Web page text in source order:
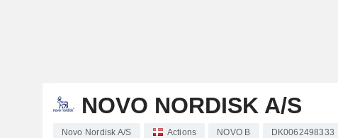
NOVO NORDISK A/S
Novo Nordisk A/S Actions NOVO B DK0062498333